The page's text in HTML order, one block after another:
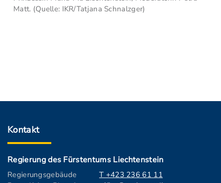
Matt. (Quelle: IKR/Tatjana Schnalzger)
Kontakt
Regierung des Fürstentums Liechtenstein
Regierungsgebäude
T +423 236 61 11